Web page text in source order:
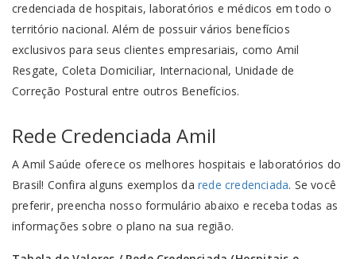
credenciada de hospitais, laboratórios e médicos em todo o
território nacional. Além de possuir vários benefícios
exclusivos para seus clientes empresariais, como Amil
Resgate, Coleta Domiciliar, Internacional, Unidade de
Correção Postural entre outros Benefícios.
Rede Credenciada Amil
A Amil Saúde oferece os melhores hospitais e laboratórios do
Brasil! Confira alguns exemplos da rede credenciada. Se você
preferir, preencha nosso formulário abaixo e receba todas as
informações sobre o plano na sua região.